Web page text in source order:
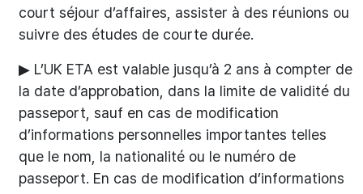
court séjour d’affaires, assister à des réunions ou
suivre des études de courte durée.
▶ L’UK ETA est valable jusqu’à 2 ans à compter de
la date d’approbation, dans la limite de validité du
passeport, sauf en cas de modification
d’informations personnelles importantes telles
que le nom, la nationalité ou le numéro de
passeport. En cas de modification d’informations